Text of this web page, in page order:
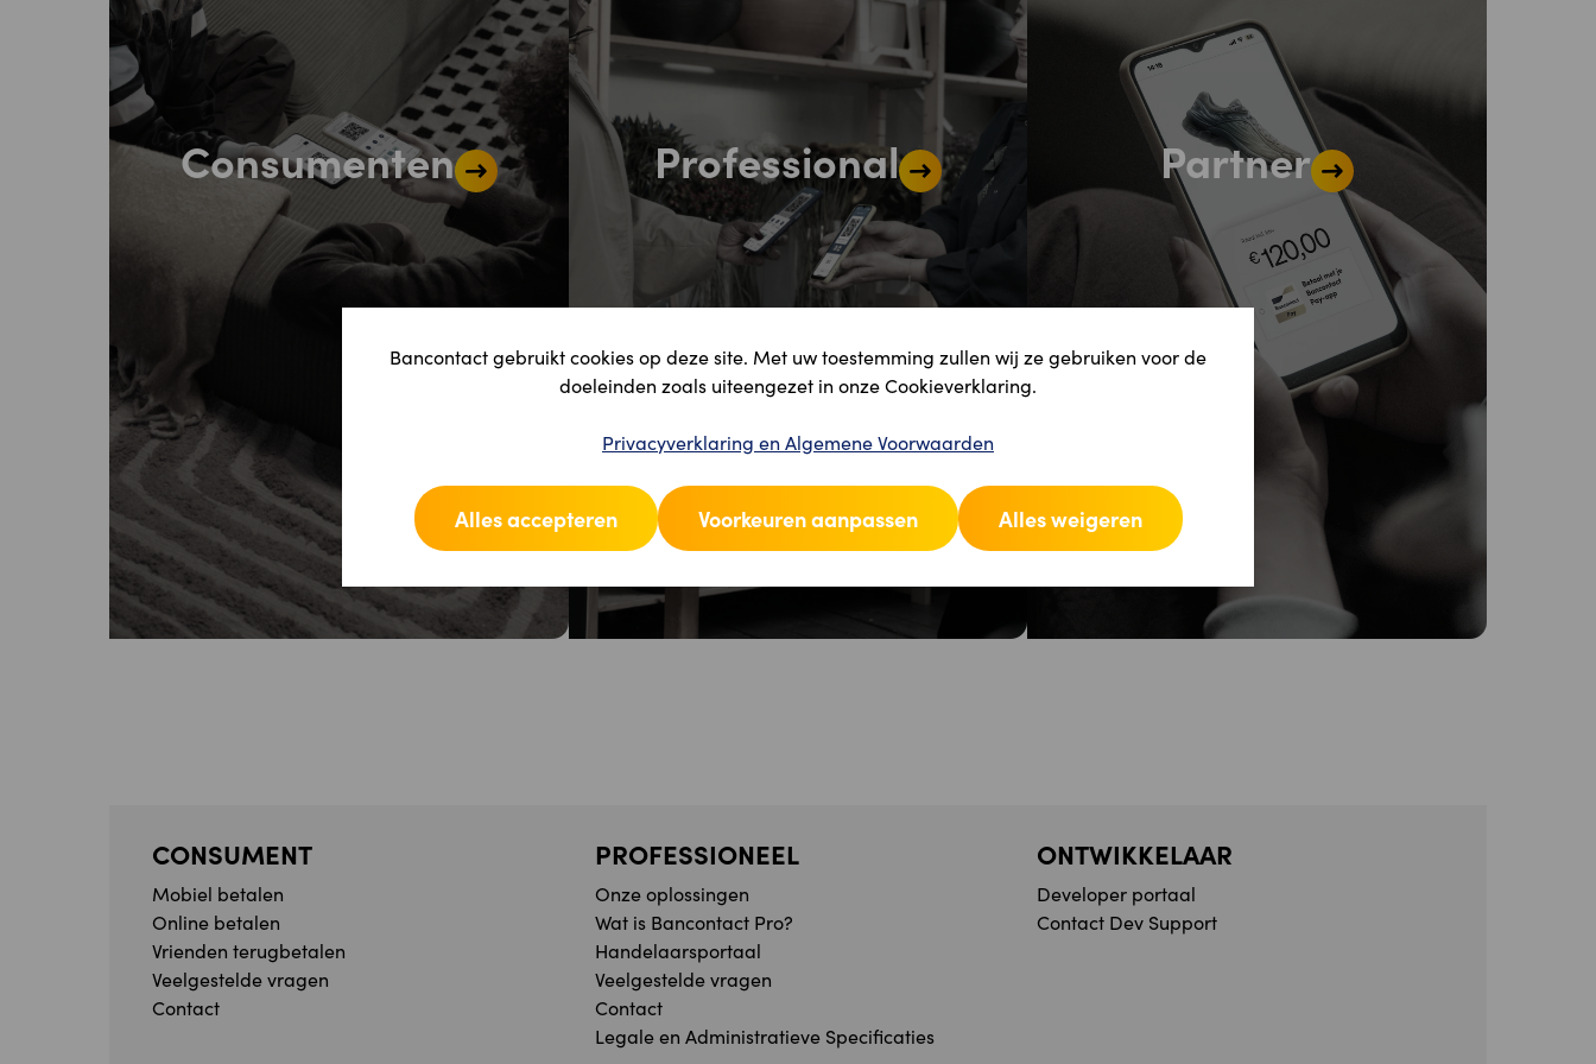
Bancontact gebruikt cookies op deze site. Met uw toestemming zullen wij ze gebruiken voor de
doeleinden zoals uiteengezet in onze Cookieverklaring.
Privacyverklaring en Algemene Voorwaarden
Alles accepteren Voorkeuren aanpassen Alles weigeren
Consumenten Professional Partner
CONSUMENT
Mobiel betalen
Online betalen
Vrienden terugbetalen
Veelgestelde vragen
Contact
PROFESSIONEEL
Onze oplossingen
Wat is Bancontact Pro?
Handelaarsportaal
Veelgestelde vragen
Contact
Legale en Administratieve Specificaties
ONTWIKKELAAR
Developer portaal
Contact Dev Support